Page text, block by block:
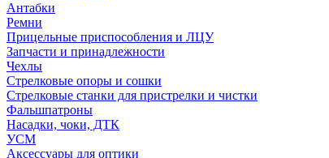
Антабки
Ремни
Прицельные приспособления и ЛЦУ
Запчасти и принадлежности
Чехлы
Стрелковые опоры и сошки
Стрелковые станки для пристрелки и чистки
Фальшпатроны
Насадки, чоки, ДТК
УСМ
Аксессуары для оптики